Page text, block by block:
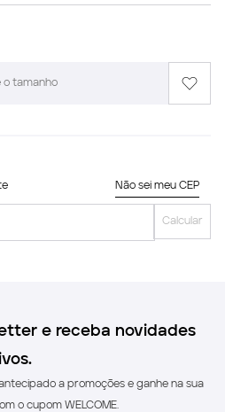
o tamanho
Não sei meu CEP
Calcular
e receba novidades
a promoções e ganhe na sua
o cupom WELCOME.